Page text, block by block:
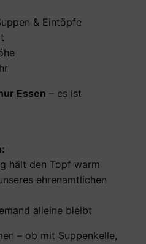
& Eintöpfe
Essen – es ist
hält den Topf warm
ehrenamtlichen
alleine bleibt
– ob mit Suppenkelle,